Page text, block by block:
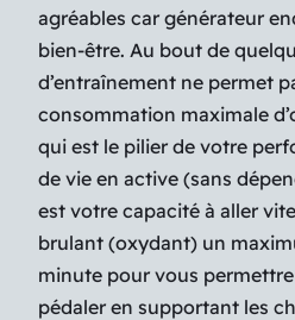
agréables car générateur
bien-être. Au bout de
d’entraînement ne permet
consommation maximale
qui est le pilier de votre
de vie en active (sans
est votre capacité à aller
brulant (oxydant) un
minute pour vous
pédaler en supportant les